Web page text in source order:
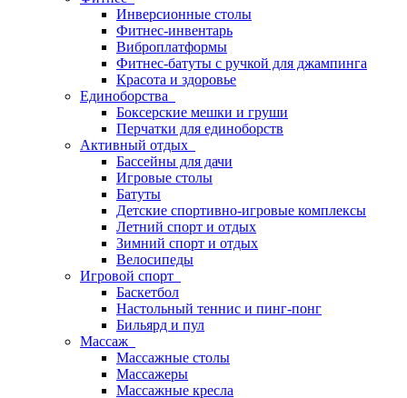
Инверсионные столы
Фитнес-инвентарь
Виброплатформы
Фитнес-батуты с ручкой для джампинга
Красота и здоровье
Единоборства
Боксерские мешки и груши
Перчатки для единоборств
Активный отдых
Бассейны для дачи
Игровые столы
Батуты
Детские спортивно-игровые комплексы
Летний спорт и отдых
Зимний спорт и отдых
Велосипеды
Игровой спорт
Баскетбол
Настольный теннис и пинг-понг
Бильярд и пул
Массаж
Массажные столы
Массажеры
Массажные кресла